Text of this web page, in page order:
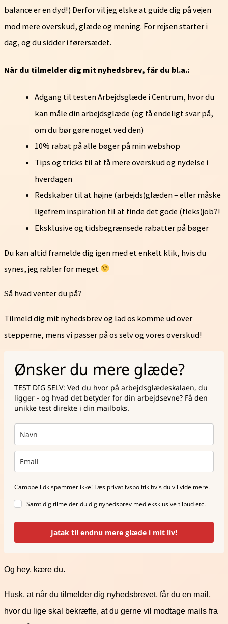
balance er en dyd!) Derfor vil jeg elske at guide dig på vejen
mod mere overskud, glæde og mening. For rejsen starter i
dag, og du sidder i førersædet.
Når du tilmelder dig mit nyhedsbrev, får du bl.a.:
Adgang til testen Arbejdsglæde i Centrum, hvor du
kan måle din arbejdsglæde (og få endeligt svar på,
om du bør gøre noget ved den)
10% rabat på alle bøger på min webshop
Tips og tricks til at få mere overskud og nydelse i
hverdagen
Redskaber til at højne (arbejds)glæden – eller måske
ligefrem inspiration til at finde det gode (fleks)job?!
Eksklusive og tidsbegrænsede rabatter på bøger
Du kan altid framelde dig igen med et enkelt klik, hvis du
synes, jeg rabler for meget
Så hvad venter du på?
Tilmeld dig mit nyhedsbrev og lad os komme ud over
stepperne, mens vi passer på os selv og vores overskud!
Ønsker du mere glæde?
TEST DIG SELV: Ved du hvor på arbejdsglædeskalaen, du
ligger - og hvad det betyder for din arbejdsevne? Få den
unikke test direkte i din mailboks.
Campbell.dk spammer ikke! Læs privatlivspolitik hvis du vil vide mere.
Samtidig tilmelder du dig nyhedsbrev med eksklusive tilbud etc.
Jatak til endnu mere glæde i mit liv!
Og hey, kære du.
Husk, at når du tilmelder dig nyhedsbrevet, får du en mail,
hvor du lige skal bekræfte, at du gerne vil modtage mails fra